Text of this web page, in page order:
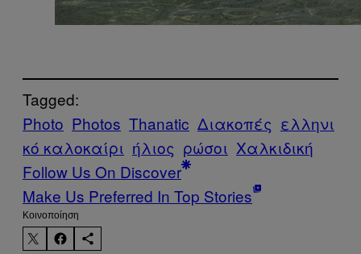
Tagged:
Photo Photos Thanatic Διακοπές ελληνι
κό καλοκαίρι ήλιος ρώσοι Χαλκιδική
Follow Us On Discover
Make Us Preferred In Top Stories
Kοινοποίηση